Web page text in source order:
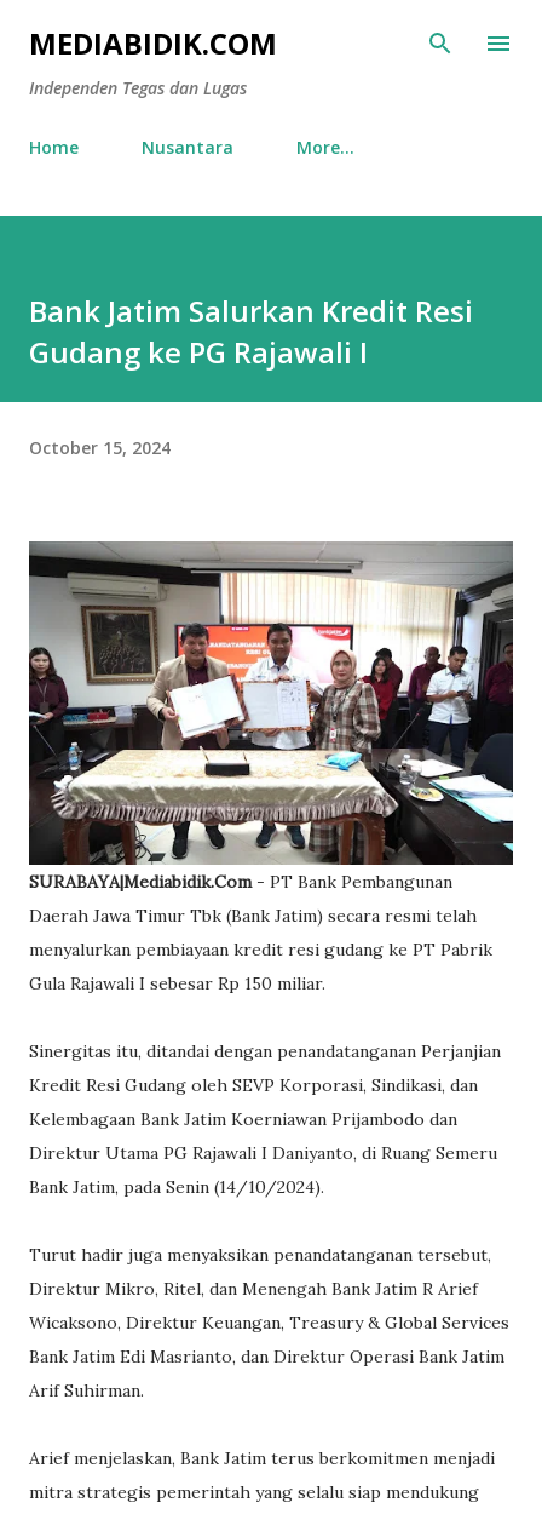
Skip to main content
MEDIABIDIK.COM
Independen Tegas dan Lugas
Home Nusantara More…
Bank Jatim Salurkan Kredit Resi
Gudang ke PG Rajawali I
October 15, 2024
SURABAYA|Mediabidik.Com- PT Bank Pembangunan
Daerah Jawa Timur Tbk (Bank Jatim) secara resmi telah
menyalurkan pembiayaan kredit resi gudang ke PT Pabrik
Gula Rajawali I sebesar Rp 150 miliar.
Sinergitas itu, ditandai dengan penandatanganan Perjanjian
Kredit Resi Gudang oleh SEVP Korporasi, Sindikasi, dan
Kelembagaan Bank Jatim Koerniawan Prijambodo dan
Direktur Utama PG Rajawali I Daniyanto, di Ruang Semeru
Bank Jatim, pada Senin (14/10/2024).
Turut hadir juga menyaksikan penandatanganan tersebut,
Direktur Mikro, Ritel, dan Menengah Bank Jatim R Arief
Wicaksono, Direktur Keuangan, Treasury & Global Services
Bank Jatim Edi Masrianto, dan Direktur Operasi Bank Jatim
Arif Suhirman.
Arief menjelaskan, Bank Jatim terus berkomitmen menjadi
mitra strategis pemerintah yang selalu siap mendukung